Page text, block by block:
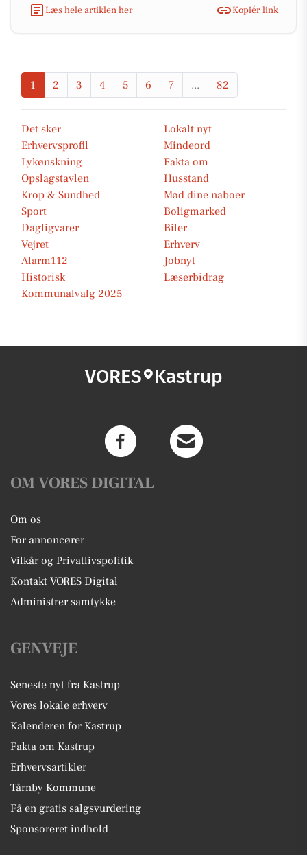
Læs hele artiklen her
Kopiér link
1 2 3 4 5 6 7 ... 82
Det sker
Lokalt nyt
Erhvervsprofil
Mindeord
Lykønskning
Fakta om
Opslagstavlen
Husstand
Krop & Sundhed
Mød dine naboer
Sport
Boligmarked
Dagligvarer
Biler
Vejret
Erhverv
Alarm112
Jobnyt
Historisk
Læserbidrag
Kommunalvalg 2025
VORES Kastrup
OM VORES DIGITAL
Om os
For annoncører
Vilkår og Privatlivspolitik
Kontakt VORES Digital
Administrer samtykke
GENVEJE
Seneste nyt fra Kastrup
Vores lokale erhverv
Kalenderen for Kastrup
Fakta om Kastrup
Erhvervsartikler
Tårnby Kommune
Få en gratis salgsvurdering
Sponsoreret indhold